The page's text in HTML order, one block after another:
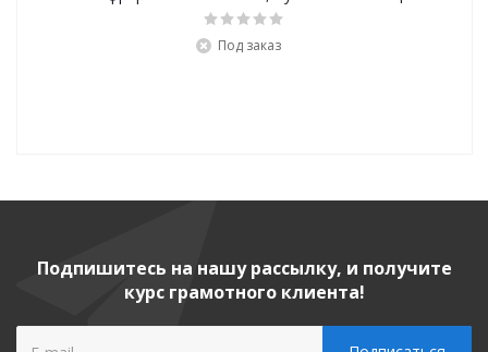
Под заказ
Подпишитесь на нашу рассылку, и получите
курс грамотного клиента!